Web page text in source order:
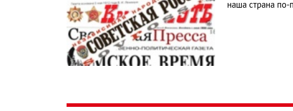
наша страна по-